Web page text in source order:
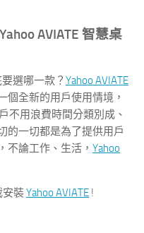
AVIATE 智慧桌
選哪一款？ Yahoo AVIATE
個全新的用戶使用情境，
不用浪費時間分類別成、
的一切都是為了提供用戶
不論工作、生活， Yahoo
安裝Yahoo AVIATE !